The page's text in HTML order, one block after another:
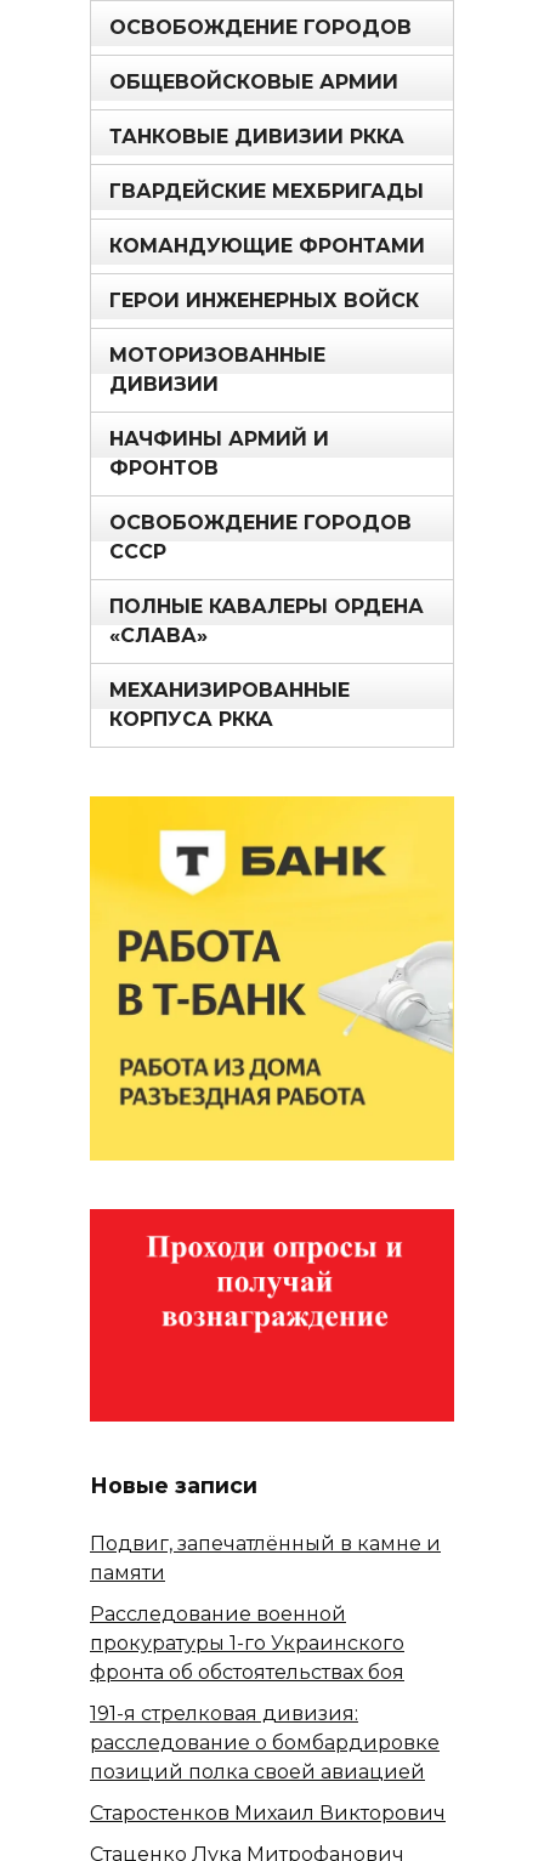
ОСВОБОЖДЕНИЕ ГОРОДОВ
ОБЩЕВОЙСКОВЫЕ АРМИИ
ТАНКОВЫЕ ДИВИЗИИ РККА
ГВАРДЕЙСКИЕ МЕХБРИГАДЫ
КОМАНДУЮЩИЕ ФРОНТАМИ
ГЕРОИ ИНЖЕНЕРНЫХ ВОЙСК
МОТОРИЗОВАННЫЕ
ДИВИЗИИ
НАЧФИНЫ АРМИЙ И
ФРОНТОВ
ОСВОБОЖДЕНИЕ ГОРОДОВ
СССР
ПОЛНЫЕ КАВАЛЕРЫ ОРДЕНА
«СЛАВА»
МЕХАНИЗИРОВАННЫЕ
КОРПУСА РККА
Новые записи
Подвиг, запечатлённый в камне и
памяти
Расследование военной
прокуратуры 1-го Украинского
фронта об обстоятельствах боя
191-я стрелковая дивизия:
расследование о бомбардировке
позиций полка своей авиацией
Старостенков Михаил Викторович
Стаценко Лука Митрофанович